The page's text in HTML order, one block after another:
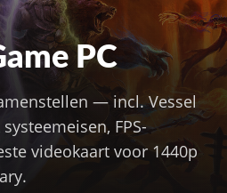
PC
— incl. Vessel
FPS-
videokaart voor 1440p